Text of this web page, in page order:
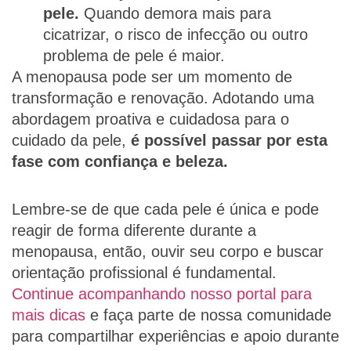
pele. Quando demora mais para
cicatrizar, o risco de infecção ou outro
problema de pele é maior.
A menopausa pode ser um momento de
transformação e renovação. Adotando uma
abordagem proativa e cuidadosa para o
cuidado da pele, é possível passar por esta
fase com confiança e beleza.
Lembre-se de que cada pele é única e pode
reagir de forma diferente durante a
menopausa, então, ouvir seu corpo e buscar
orientação profissional é fundamental.
Continue acompanhando nosso portal para
mais dicas e faça parte de nossa comunidade
para compartilhar experiências e apoio durante